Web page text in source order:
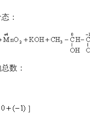
：
数：
］